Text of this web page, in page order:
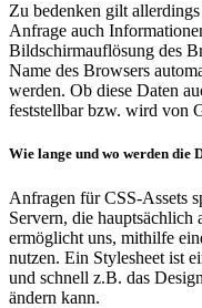
Zu bedenken gilt
Anfrage auch
Bildschirmauflösung des
Name des Browsers
werden. Ob diese Daten
feststellbar bzw. wird von
Wie lange und wo werden die
Anfragen für CSS-Assets
Servern, die hauptsächlich
ermöglicht uns, mithilfe
nutzen. Ein Stylesheet ist
und schnell z.B. das
ändern kann.